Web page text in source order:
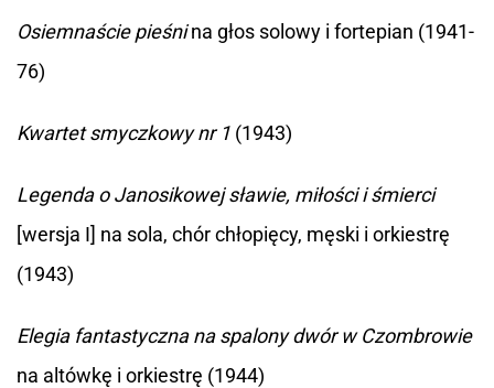
Osiemnaście pieśnina głos solowy i fortepian (1941-
76)
Kwartet smyczkowy nr 1 (1943)
Legenda o Janosikowej sławie, miłości i śmierci
[wersja I] na sola, chór chłopięcy, męski i orkiestrę
(1943)
Elegia fantastyczna na spalony dwór w Czombrowie
na altówkę i orkiestrę (1944)